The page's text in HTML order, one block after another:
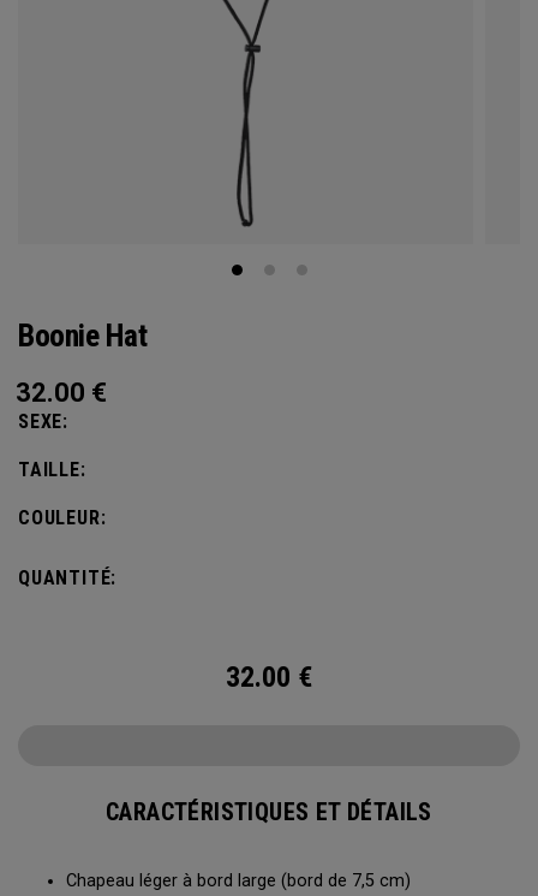
Boonie Hat
32.00 €
SEXE:
TAILLE:
COULEUR:
QUANTITÉ:
32.00 €
CARACTÉRISTIQUES ET DÉTAILS
Chapeau léger à bord large (bord de 7,5 cm)